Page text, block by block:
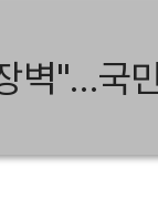
벽"…국